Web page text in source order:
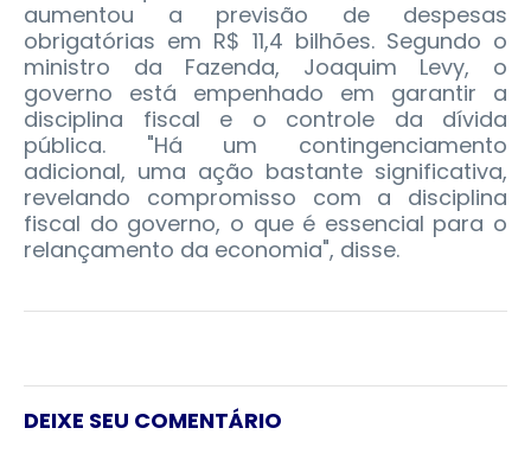
aumentou a previsão de despesas
obrigatórias em R$ 11,4 bilhões. Segundo o
ministro da Fazenda, Joaquim Levy, o
governo está empenhado em garantir a
disciplina fiscal e o controle da dívida
pública. "Há um contingenciamento
adicional, uma ação bastante significativa,
revelando compromisso com a disciplina
fiscal do governo, o que é essencial para o
relançamento da economia", disse.
DEIXE SEU COMENTÁRIO